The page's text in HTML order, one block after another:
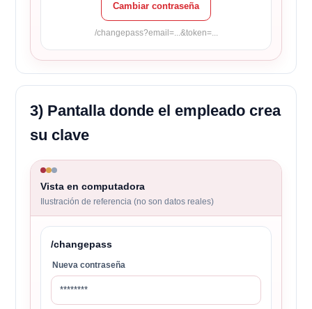
Cambiar contraseña
/changepass?email=...&token=...
3) Pantalla donde el empleado crea
su clave
Vista en computadora
Ilustración de referencia (no son datos reales)
/changepass
Nueva contraseña
********